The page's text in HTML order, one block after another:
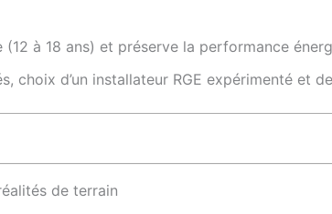
à 18 ans) et préserve la performance
choix d’un installateur RGE expérimenté et
de terrain